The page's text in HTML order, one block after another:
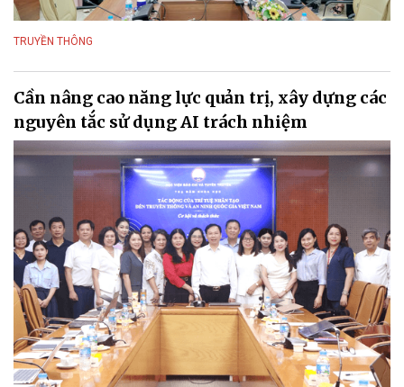
TRUYỀN THÔNG
Cần nâng cao năng lực quản trị, xây dựng các
nguyên tắc sử dụng AI trách nhiệm